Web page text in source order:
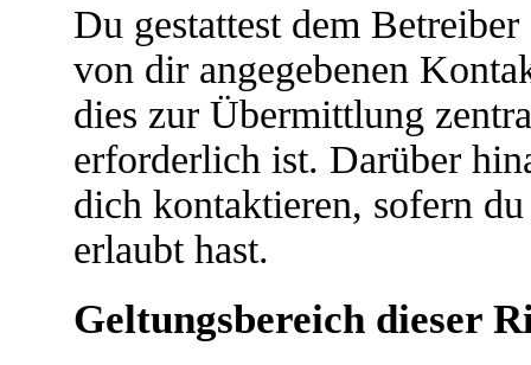
Du gestattest dem
von dir angegebenen
dies zur Übermittlung
erforderlich ist. Darüber
dich kontaktieren, sofern
erlaubt hast.
Geltungsbereich dieser